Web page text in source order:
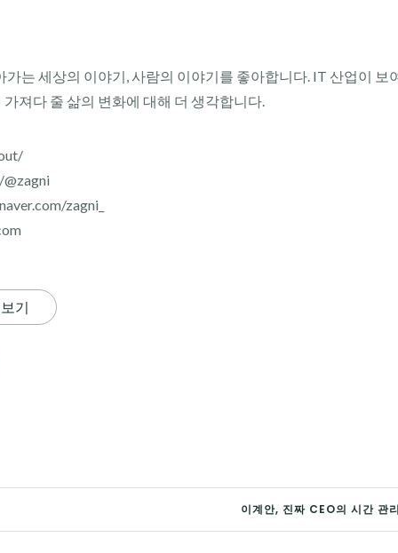
는 세상의 이야기, 사람의 이야기를 좋아합니다. IT 산업이 보
져다 줄 삶의 변화에 대해 더 생각합니다.
zagni_
기
이계안, 진짜 CEO의 시간 관